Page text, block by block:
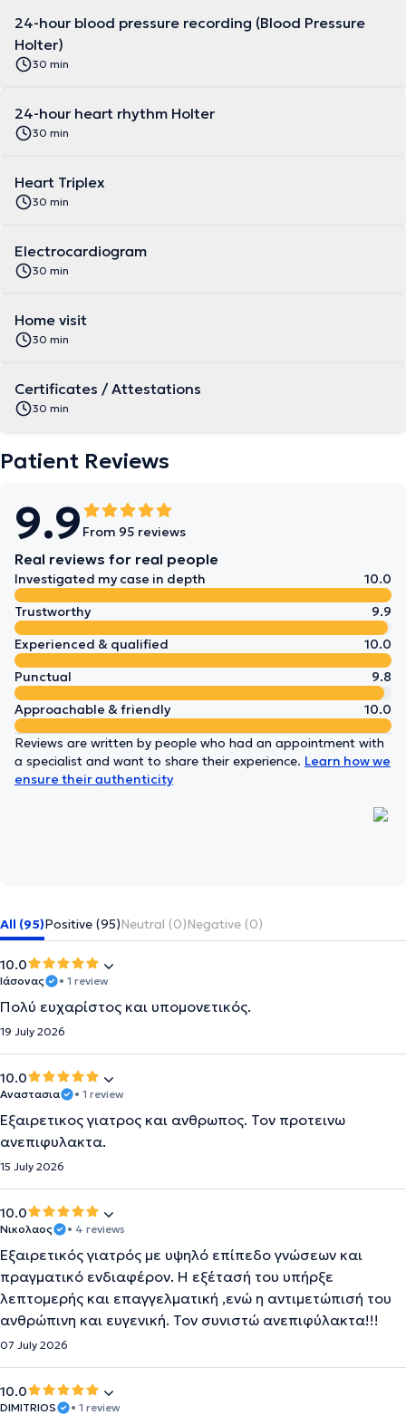
24-hour blood pressure recording (Blood Pressure
Holter)
30 min
24-hour heart rhythm Holter
30 min
Heart Triplex
30 min
Electrocardiogram
30 min
Home visit
30 min
Certificates / Attestations
30 min
Patient Reviews
9.9 From 95 reviews
Real reviews for real people
Investigated my case in depth
10.0
Trustworthy
9.9
Experienced & qualified
10.0
Punctual
9.8
Approachable & friendly
10.0
Reviews are written by people who had an appointment with
a specialist and want to share their experience. Learn how we
ensure their authenticity
All (95)Positive (95)Neutral (0)Negative (0)
10.0
Ιάσονας • 1 review
Πολύ ευχαρίστος και υπομονετικός.
19 July 2026
10.0
Αναστασια • 1 review
Εξαιρετικος γιατρος και ανθρωπος. Τον προτεινω
ανεπιφυλακτα.
15 July 2026
10.0
Νικολαος • 4 reviews
Εξαιρετικός γιατρός με υψηλό επίπεδο γνώσεων και
πραγματικό ενδιαφέρον. Η εξέτασή του υπήρξε
λεπτομερής και επαγγελματική ,ενώ η αντιμετώπισή του
ανθρώπινη και ευγενική. Τον συνιστώ ανεπιφύλακτα!!!
07 July 2026
10.0
DIMITRIOS • 1 review